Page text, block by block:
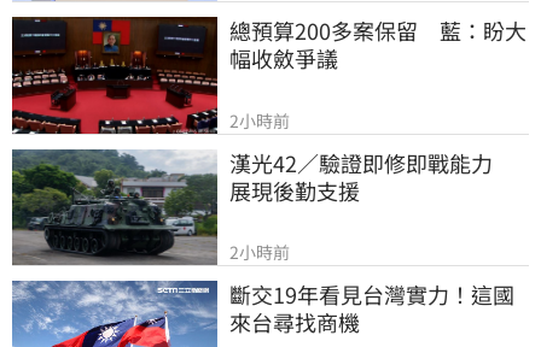
總預算200多案保留　藍：盼大
幅收斂爭議
2小時前
漢光42／驗證即修即戰能力
展現後勤支援
2小時前
斷交19年看見台灣實力！這國
來台尋找商機